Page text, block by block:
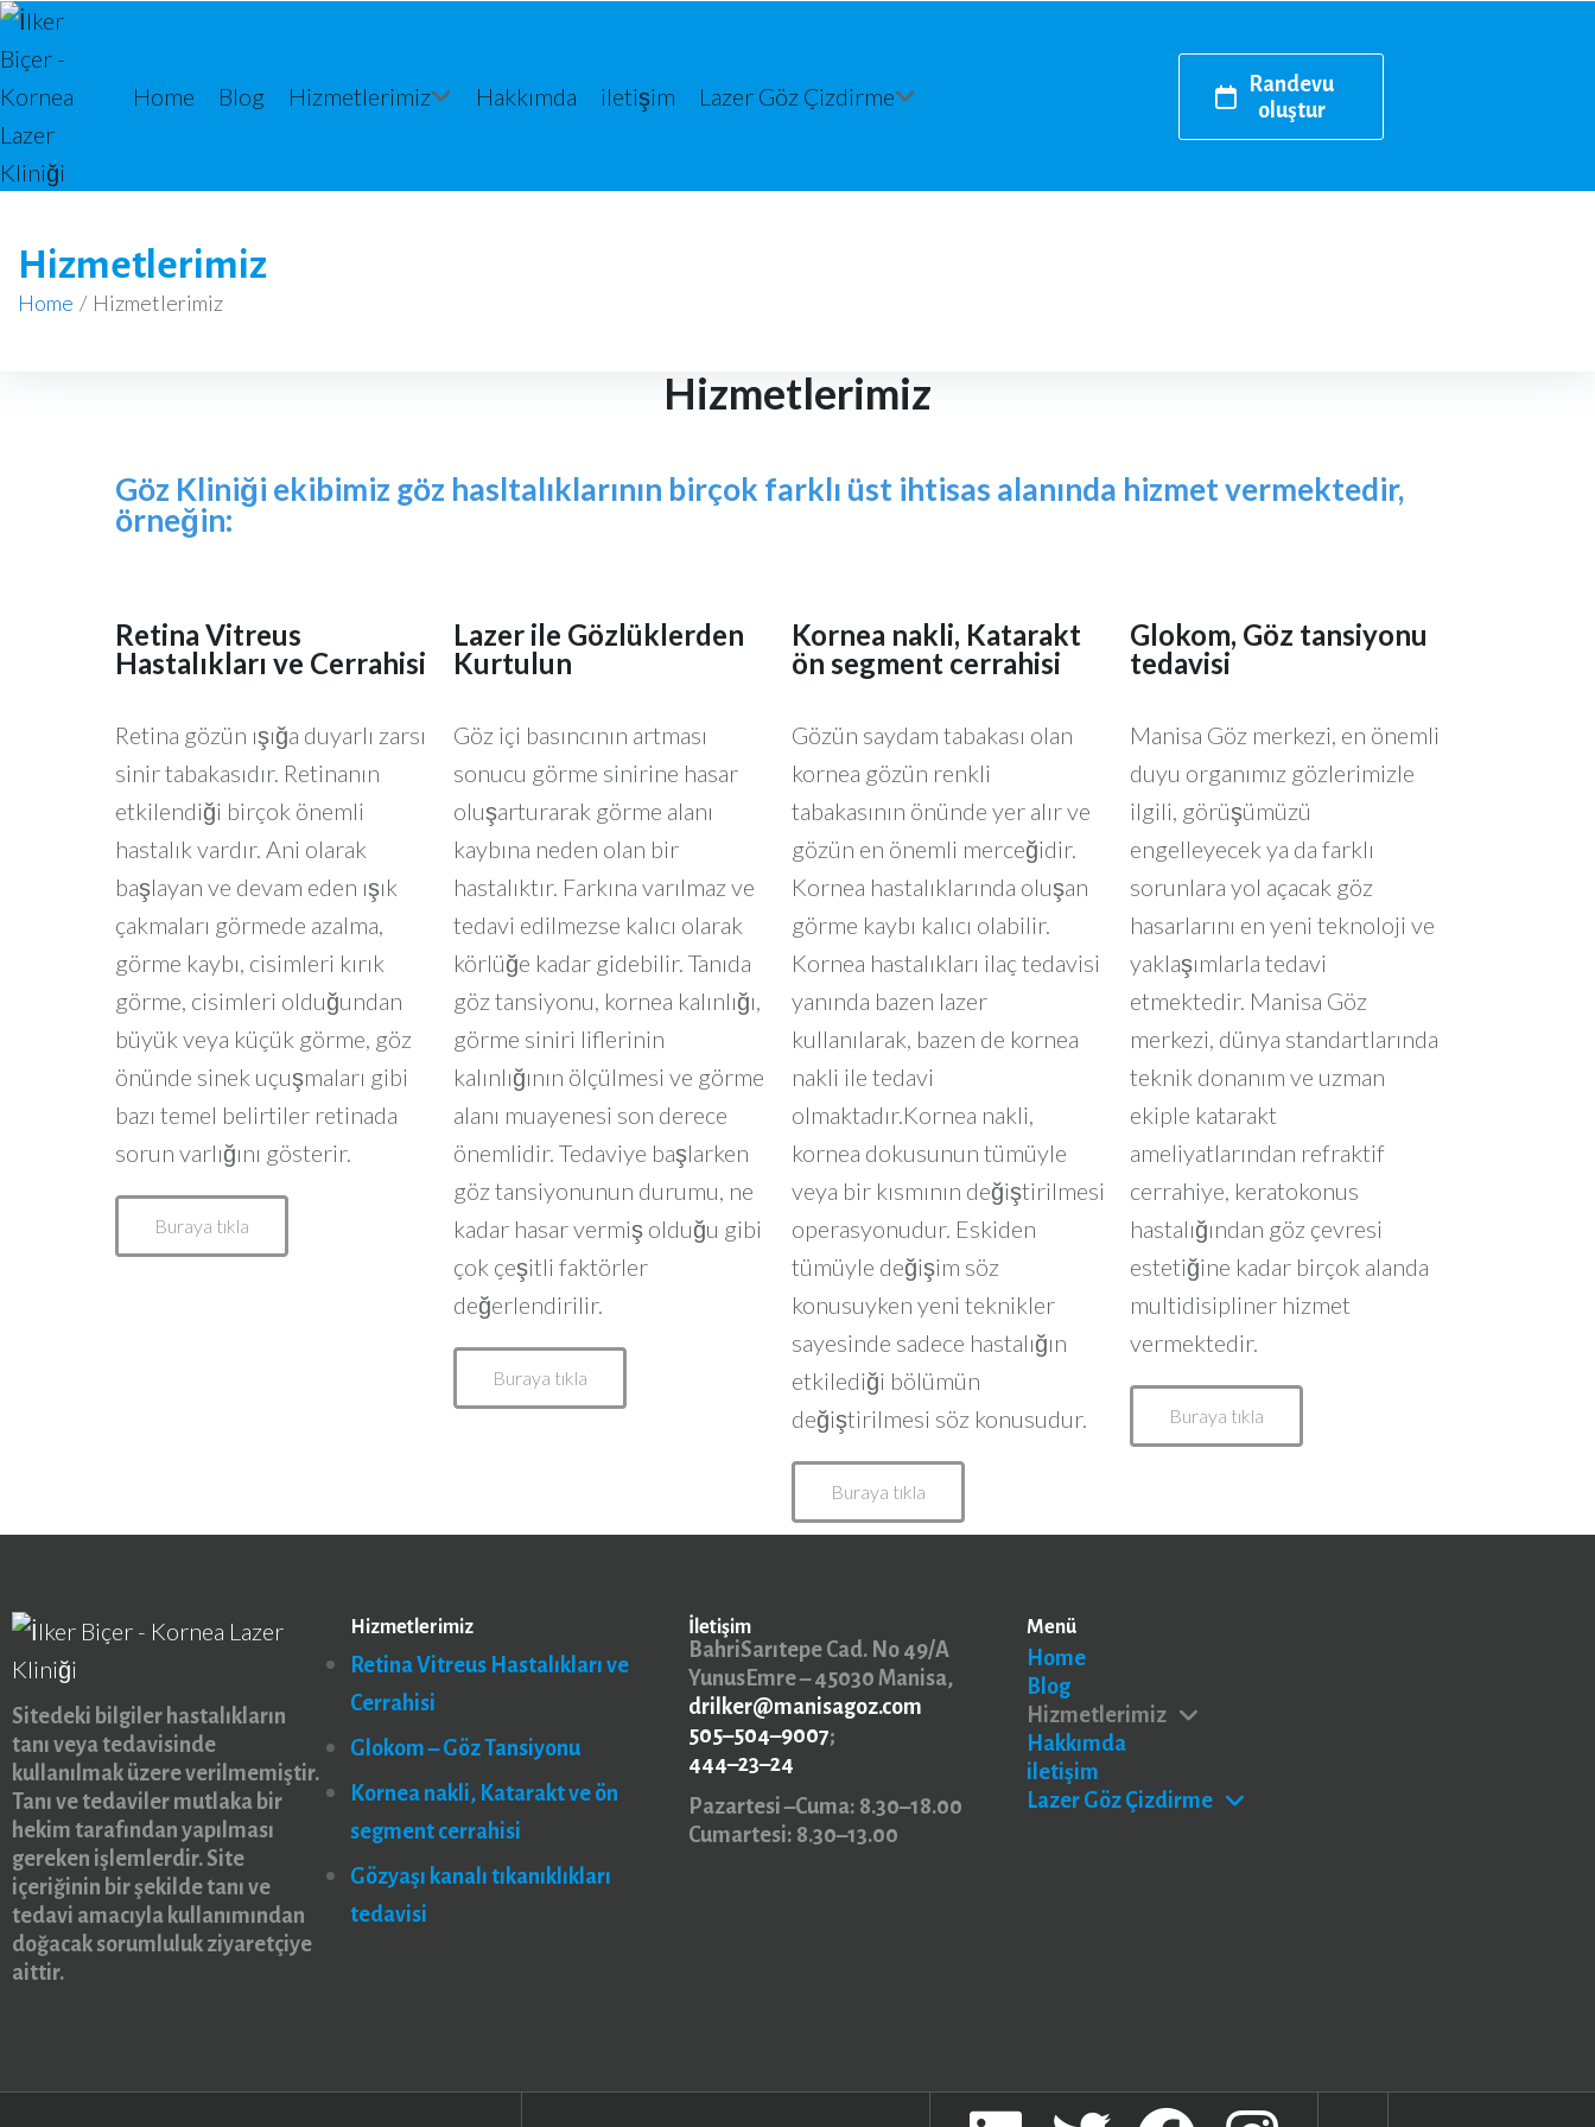
Home Blog Hizmetlerimiz Hakkımda iletişim Lazer Göz Çizdirme
Randevu
oluştur
Hizmetlerimiz
Home / Hizmetlerimiz
Hizmetlerimiz
Göz Kliniği ekibimiz göz hasltalıklarının birçok farklı üst ihtisas alanında hizmet vermektedir,
örneğin:
Retina Vitreus
Hastalıkları ve Cerrahisi
Retina gözün ışığa duyarlı zarsı
sinir tabakasıdır. Retinanın
etkilendiği birçok önemli
hastalık vardır. Ani olarak
başlayan ve devam eden ışık
çakmaları görmede azalma,
görme kaybı, cisimleri kırık
görme, cisimleri olduğundan
büyük veya küçük görme, göz
önünde sinek uçuşmaları gibi
bazı temel belirtiler retinada
sorun varlığını gösterir.
Buraya tıkla
Lazer ile Gözlüklerden
Kurtulun
Göz içi basıncının artması
sonucu görme sinirine hasar
oluşarturarak görme alanı
kaybına neden olan bir
hastalıktır. Farkına varılmaz ve
tedavi edilmezse kalıcı olarak
körlüğe kadar gidebilir. Tanıda
göz tansiyonu, kornea kalınlığı,
görme siniri liflerinin
kalınlığının ölçülmesi ve görme
alanı muayenesi son derece
önemlidir. Tedaviye başlarken
göz tansiyonunun durumu, ne
kadar hasar vermiş olduğu gibi
çok çeşitli faktörler
değerlendirilir.
Buraya tıkla
Kornea nakli, Katarakt
ön segment cerrahisi
Gözün saydam tabakası olan
kornea gözün renkli
tabakasının önünde yer alır ve
gözün en önemli merceğidir.
Kornea hastalıklarında oluşan
görme kaybı kalıcı olabilir.
Kornea hastalıkları ilaç tedavisi
yanında bazen lazer
kullanılarak, bazen de kornea
nakli ile tedavi
olmaktadır.Kornea nakli,
kornea dokusunun tümüyle
veya bir kısmının değiştirilmesi
operasyonudur. Eskiden
tümüyle değişim söz
konusuyken yeni teknikler
sayesinde sadece hastalığın
etkilediği bölümün
değiştirilmesi söz konusudur.
Buraya tıkla
Glokom, Göz tansiyonu
tedavisi
Manisa Göz merkezi, en önemli
duyu organımız gözlerimizle
ilgili, görüşümüzü
engelleyecek ya da farklı
sorunlara yol açacak göz
hasarlarını en yeni teknoloji ve
yaklaşımlarla tedavi
etmektedir. Manisa Göz
merkezi, dünya standartlarında
teknik donanım ve uzman
ekiple katarakt
ameliyatlarından refraktif
cerrahiye, keratokonus
hastalığından göz çevresi
estetiğine kadar birçok alanda
multidisipliner hizmet
vermektedir.
Buraya tıkla
Sitedeki bilgiler hastalıkların
tanı veya tedavisinde
kullanılmak üzere verilmemiştir.
Tanı ve tedaviler mutlaka bir
hekim tarafından yapılması
gereken işlemlerdir. Site
içeriğinin bir şekilde tanı ve
tedavi amacıyla kullanımından
doğacak sorumluluk ziyaretçiye
aittir.
Hizmetlerimiz
Retina Vitreus Hastalıkları ve
Cerrahisi
Glokom – Göz Tansiyonu
Kornea nakli, Katarakt ve ön
segment cerrahisi
Gözyaşı kanalı tıkanıklıkları
tedavisi
İletişim
BahriSarıtepe Cad. No 49/A
YunusEmre – 45030 Manisa,
drilker@manisagoz.com
505–504–9007;
444–23–24
Pazartesi –Cuma: 8.30–18.00
Cumartesi: 8.30–13.00
Menü
Home
Blog
Hizmetlerimiz
Hakkımda
iletişim
Lazer Göz Çizdirme